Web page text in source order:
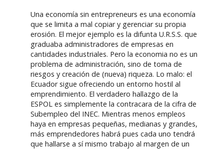
Una economía sin entrepreneurs es una economía
que se limita a mal copiar y gerenciar su propia
erosión. El mejor ejemplo es la difunta U.R.S.S. que
graduaba administradores de empresas en
cantidades industriales. Pero la economia no es un
problema de administración, sino de toma de
riesgos y creación de (nueva) riqueza. Lo malo: el
Ecuador sigue ofreciendo un entorno hostil al
emprendimiento. El verdadero hallazgo de la
ESPOL es simplemente la contracara de la cifra de
Subempleo del INEC. Mientras menos empleos
haya en empresas pequeñas, medianas y grandes,
más emprendedores habrá pues cada uno tendrá
que hallarse a sí mismo trabajo al margen de un